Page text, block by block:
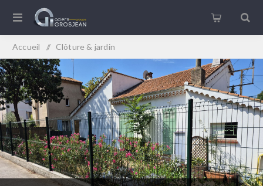
Accueil / Clôture & jardin